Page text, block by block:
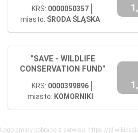
KRS: 0000050357
miasto: ŚRODA ŚLĄSKA
"SAVE - WILDLIFE
CONSERVATION FUND"
KRS: 0000399896
miasto: KOMORNIKI
Logo gminy pobrano z serwisu: https://